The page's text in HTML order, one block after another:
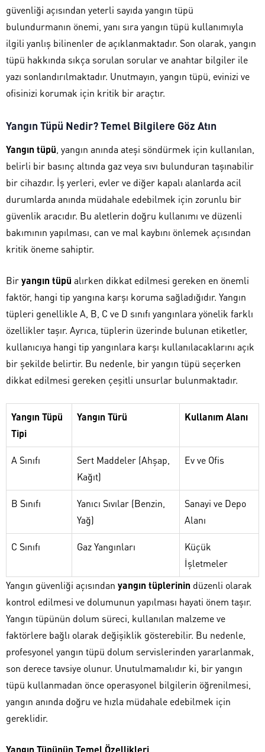
güvenliği açısından yeterli sayıda yangın tüpü
bulundurmanın önemi, yanı sıra yangın tüpü kullanımıyla
ilgili yanlış bilinenler de açıklanmaktadır. Son olarak, yangın
tüpü hakkında sıkça sorulan sorular ve anahtar bilgiler ile
yazı sonlandırılmaktadır. Unutmayın, yangın tüpü, evinizi ve
ofisinizi korumak için kritik bir araçtır.
Yangın Tüpü Nedir? Temel Bilgilere Göz Atın
Yangın tüpü , yangın anında ateşi söndürmek için kullanılan,
belirli bir basınç altında gaz veya sıvı bulunduran taşınabilir
bir cihazdır. İş yerleri, evler ve diğer kapalı alanlarda acil
durumlarda anında müdahale edebilmek için zorunlu bir
güvenlik aracıdır. Bu aletlerin doğru kullanımı ve düzenli
bakımının yapılması, can ve mal kaybını önlemek açısından
kritik öneme sahiptir.
Biryangın tüpü alırken dikkat edilmesi gereken en önemli
faktör, hangi tip yangına karşı koruma sağladığıdır. Yangın
tüpleri genellikle A, B, C ve D sınıfı yangınlara yönelik farklı
özellikler taşır. Ayrıca, tüplerin üzerinde bulunan etiketler,
kullanıcıya hangi tip yangınlara karşı kullanılacaklarını açık
bir şekilde belirtir. Bu nedenle, bir yangın tüpü seçerken
dikkat edilmesi gereken çeşitli unsurlar bulunmaktadır.
Yangın Tüpü
Tipi
Yangın Türü Kullanım Alanı
A Sınıfı
Sert Maddeler (Ahşap,
Kağıt)
Ev ve Ofis
B Sınıfı
Yanıcı Sıvılar (Benzin,
Yağ)
Sanayi ve Depo
Alanı
C Sınıfı Gaz Yangınları
Küçük
İşletmeler
Yangın güvenliği açısından yangın tüplerinin düzenli olarak
kontrol edilmesi ve dolumunun yapılması hayati önem taşır.
Yangın tüpünün dolum süreci, kullanılan malzeme ve
faktörlere bağlı olarak değişiklik gösterebilir. Bu nedenle,
profesyonel yangın tüpü dolum servislerinden yararlanmak,
son derece tavsiye olunur. Unutulmamalıdır ki, bir yangın
tüpü kullanmadan önce operasyonel bilgilerin öğrenilmesi,
yangın anında doğru ve hızla müdahale edebilmek için
gereklidir.
Yangın Tüpünün Temel Özellikleri